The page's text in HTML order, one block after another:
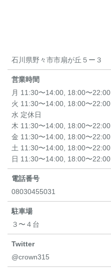
石川県野々市市扇が丘５ー３
営業時間
月 11:30〜14:00, 18:00〜22:00
火 11:30〜14:00, 18:00〜22:00
水 定休日
木 11:30〜14:00, 18:00〜22:00
金 11:30〜14:00, 18:00〜22:00
土 11:30〜14:00, 18:00〜22:00
日 11:30〜14:00, 18:00〜22:00
電話番号
08030455031
駐車場
３〜４台
Twitter
@crown315